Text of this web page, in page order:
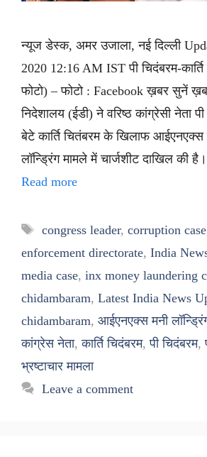
न्यूज डेस्क, अमर उजाला, नई दिल्ली
2020 12:16 AM IST पी चिदंबरम-
फोटो) – फोटो : Facebook ख़बर सुनें
निदेशालय (ईडी) ने वरिष्ठ कांग्रेसी नेता
बेटे कार्ति चितंबरम के खिलाफ आईएनएक्स
लॉन्ड्रिंग मामले में चार्जशीट दाखिल की
Read more
Tags
congress leader, corruption case
enforcement directorate, India
media case, inx money laundering
chidambaram, Latest India News
chidambaram, आईएनएक्स मनी
कांग्रेस नेता,कार्ति चिदंबरम,पी चिदंबरम,
भ्रष्टाचार मामला
Leave a comment